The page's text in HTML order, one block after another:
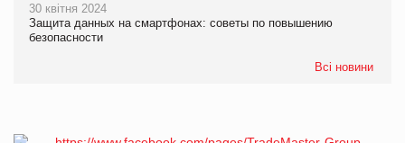
30 квітня 2024
Защита данных на смартфонах: советы по повышению
безопасности
Всі новини